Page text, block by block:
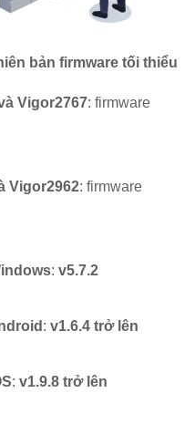
bản firmware tối thiểu
Vigor2767: firmware
Vigor2962: firmware
: v5.7.2
: v1.6.4 trở lên
: v1.9.8 trở lên